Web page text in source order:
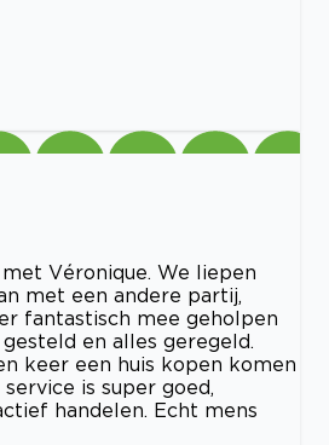
Véronique. We liepen
met een andere partij,
fantastisch mee geholpen
en alles geregeld.
keer een huis kopen komen
is super goed,
handelen. Echt mens